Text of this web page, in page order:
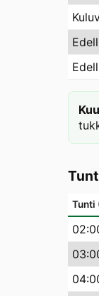
Tunti
02
03
04